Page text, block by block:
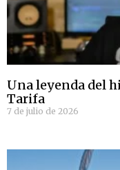
Una leyenda del
Tarifa
7 de julio de 2026